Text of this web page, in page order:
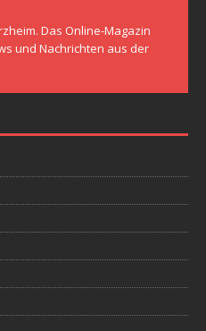
Das Online-Magazin
und Nachrichten aus der